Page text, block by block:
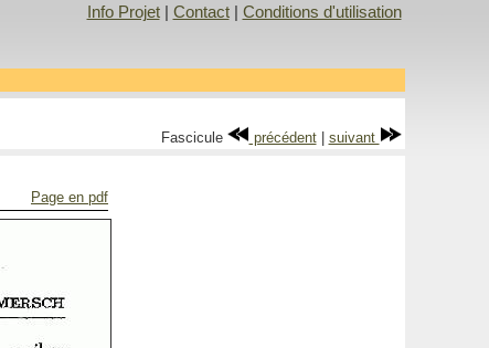
Info Projet| Contact| Conditions d'utilisation
Fascicule précédent| suivant
Page en pdf